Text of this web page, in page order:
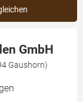
GmbH
Gaushorn)